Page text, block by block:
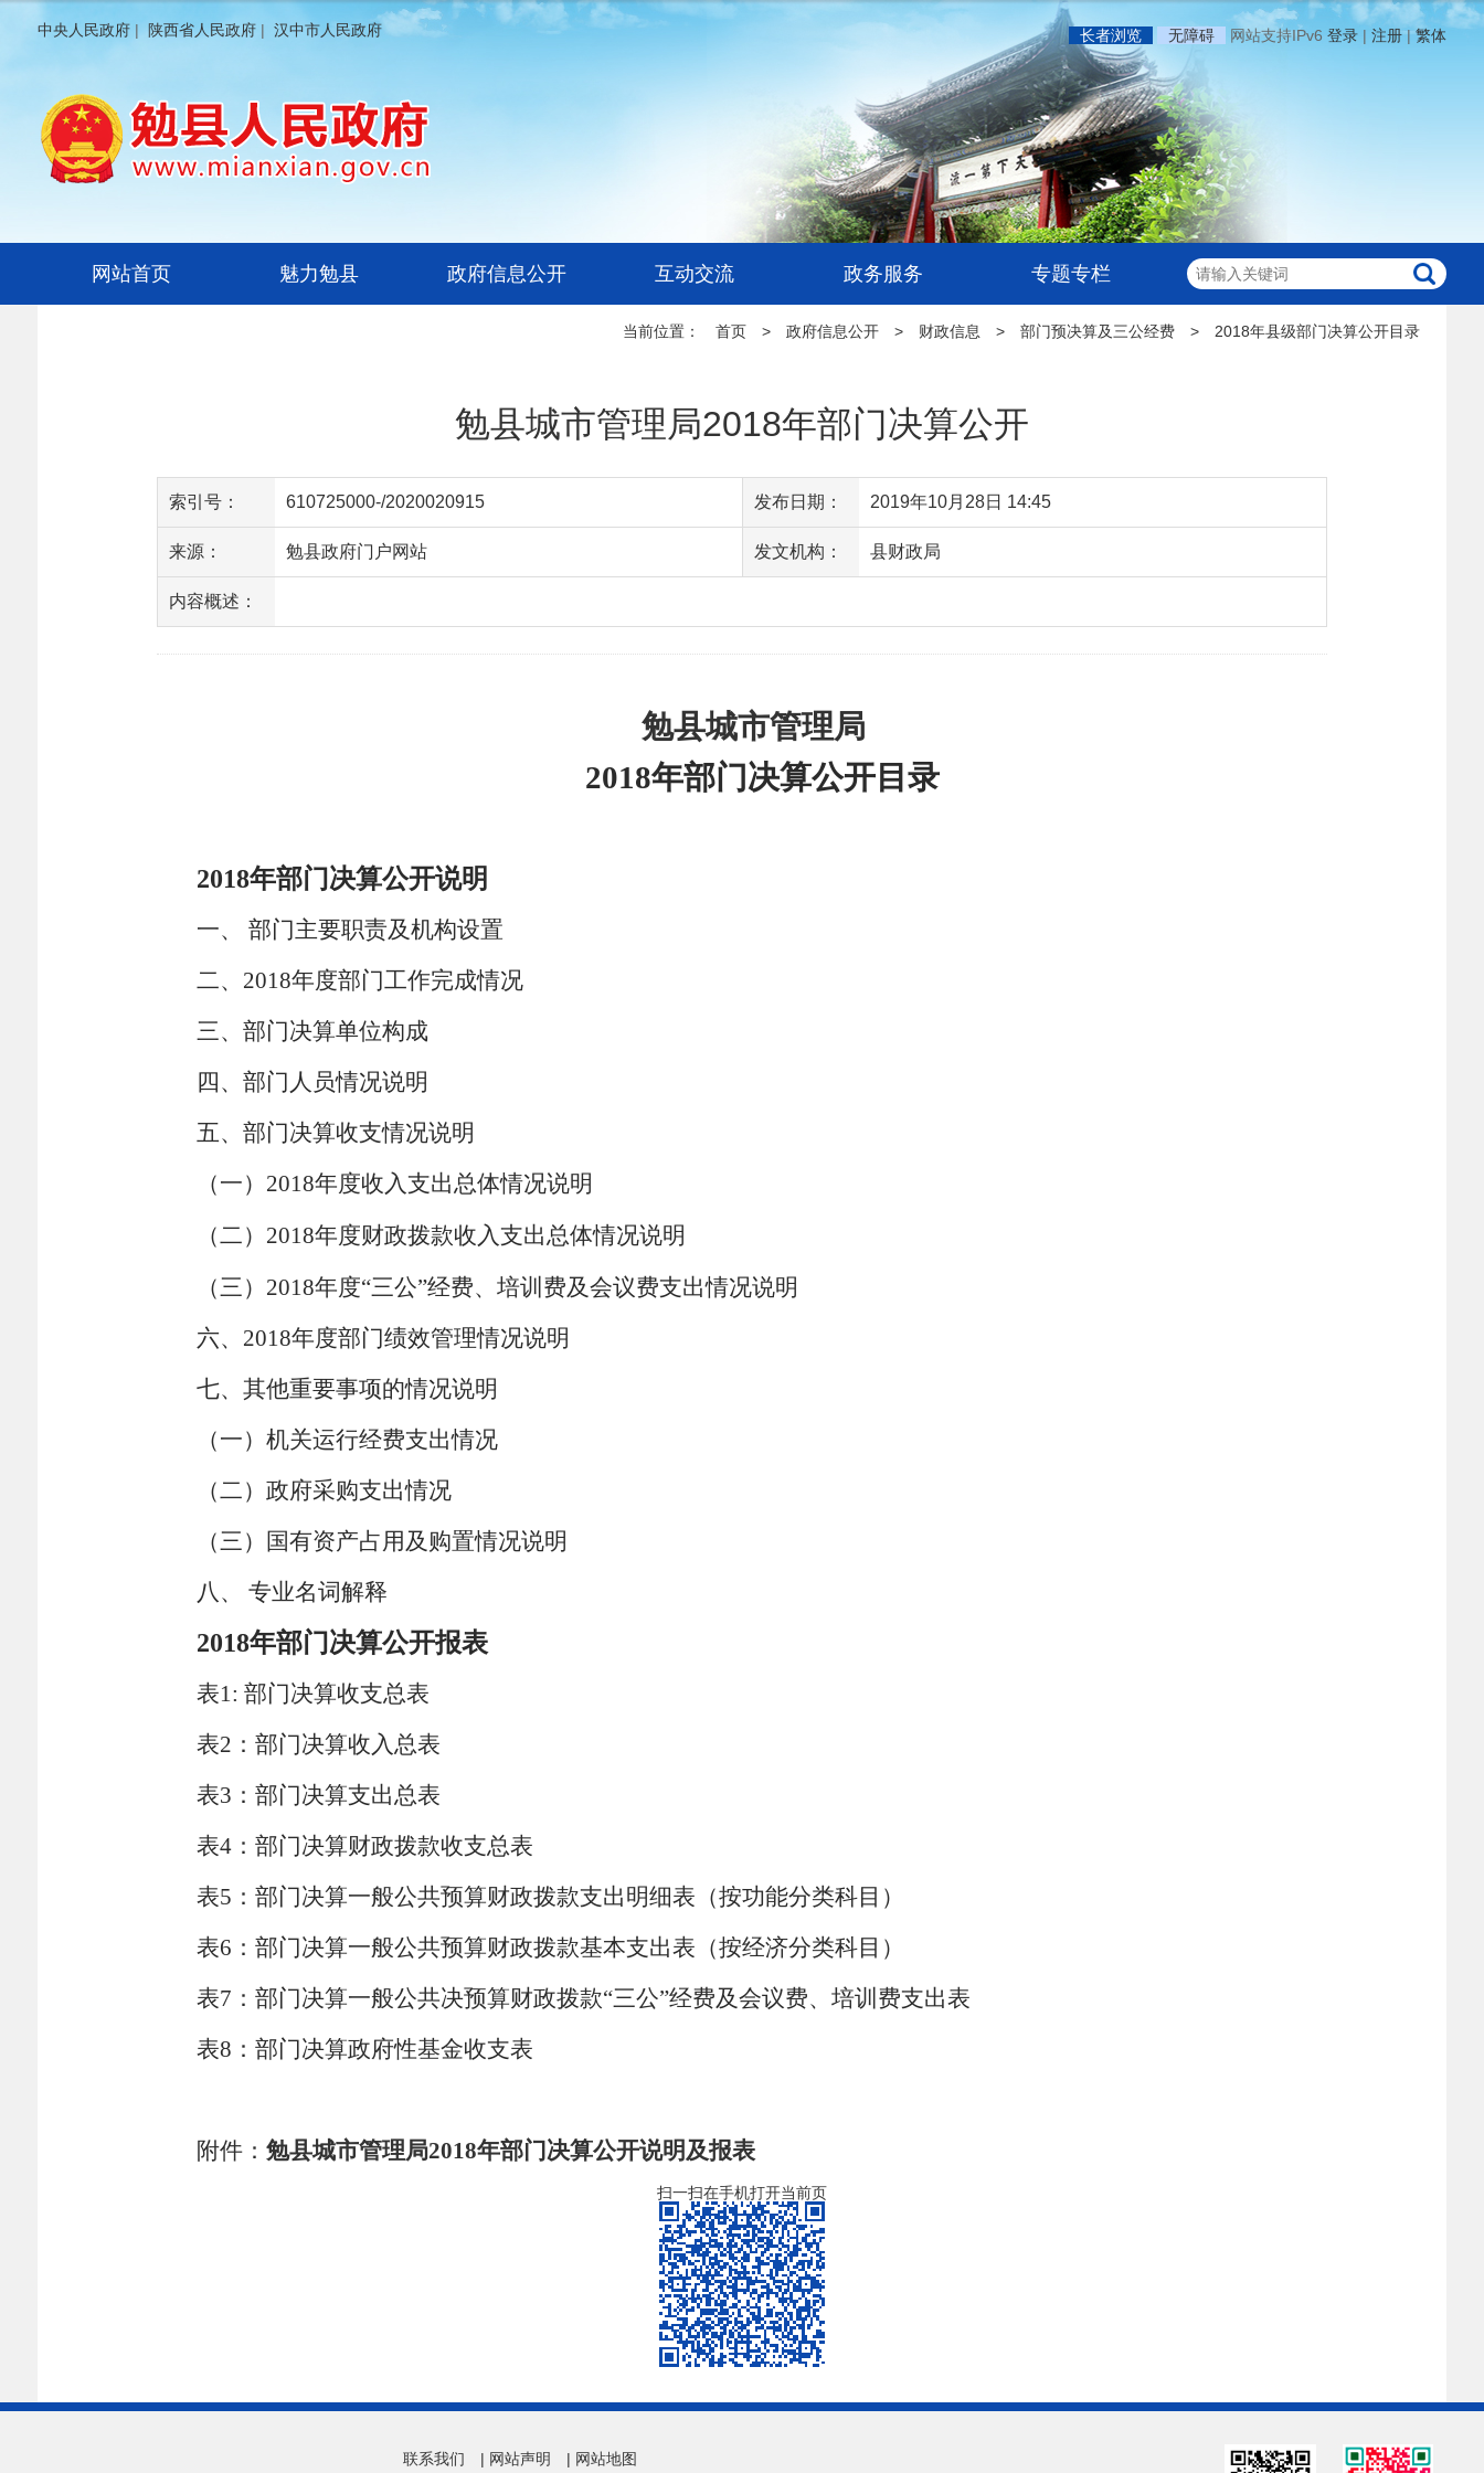
中央人民政府 | 陕西省人民政府 | 汉中市人民政府 长者浏览 无障碍 网站支持IPv6 登录 | 注册|繁体
网站首页 魅力勉县 政府信息公开 互动交流 政务服务 专题专栏
当前位置： 首页 > 政府信息公开 > 财政信息 > 部门预决算及三公经费 > 2018年县级部门决算公开目录
勉县城市管理局2018年部门决算公开
索引号： 610725000-/2020020915 发布日期： 2019年10月28日 14:45
来源： 勉县政府门户网站 发文机构： 县财政局
内容概述：
勉县城市管理局
2018年部门决算公开目录
2018年部门决算公开说明
一、 部门主要职责及机构设置
二、 2018年度部门工作完成情况
三、部门决算单位构成
四、部门人员情况说明
五、部门决算收支情况说明
（一） 2018年度收入支出总体情况说明
（二） 2018年度财政拨款收入支出总体情况说明
（三） 2018年度“三公”经费、培训费及会议费支出情况说明
六、 2018年度部门绩效管理情况说明
七、其他重要事项的情况说明
（一）机关运行经费支出情况
（二）政府采购支出情况
（三）国有资产占用及购置情况说明
八、 专业名词解释
2018年部门决算公开报表
表1: 部门决算收支总表
表2 ：部门决算收入总表
表3 ：部门决算支出总表
表4 ：部门决算财政拨款收支总表
表5 ：部门决算一般公共预算财政拨款支出明细表（按功能分类科目）
表6 ：部门决算一般公共预算财政拨款基本支出表（按经济分类科目）
表7 ：部门决算一般公共决预算财政拨款“三公”经费及会议费、培训费支出表
表8 ：部门决算政府性基金收支表
附件： 勉县城市管理局2018年部门决算公开说明及报表
扫一扫在手机打开当前页
联系我们 | 网站声明 | 网站地图